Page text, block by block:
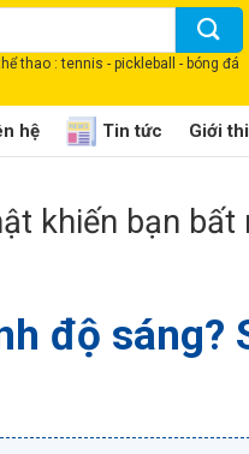
thao : tennis - pickleball - bóng đá
hệ Tin tức Giới
khiến bạn bất
độ sáng?